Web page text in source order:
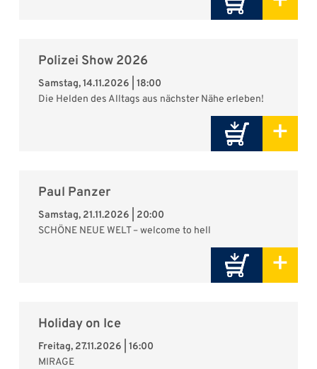
Polizei Show 2026
Samstag, 14.11.2026 | 18:00
Die Helden des Alltags aus nächster Nähe erleben!
+
Paul Panzer
Samstag, 21.11.2026 | 20:00
SCHÖNE NEUE WELT – welcome to hell
+
Holiday on Ice
Freitag, 27.11.2026 | 16:00
MIRAGE